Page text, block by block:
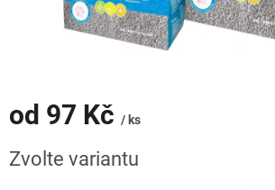
od 97 Kč / ks
cena:
Zvolte variantu